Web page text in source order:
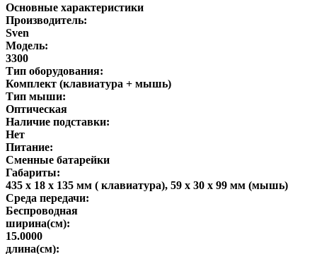
Основные характеристики
Производитель:
Sven
Модель:
3300
Тип оборудования:
Комплект (клавиатура + мышь)
Тип мыши:
Оптическая
Наличие подставки:
Нет
Питание:
Сменные батарейки
Габариты:
435 x 18 x 135 мм ( клавиатура), 59 x 30 x 99 мм (мышь)
Среда передачи:
Беспроводная
ширина(см):
15.0000
длина(см):